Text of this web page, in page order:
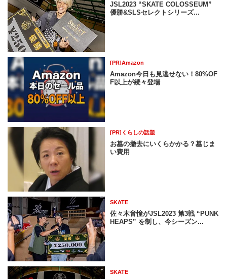
JSL2023 “SKATE COLOSSEUM”
優勝&SLSセレクトシリーズ...
[PR]Amazon
Amazon今日も見逃せない！80%OF
F以上が続々登場
[PR]くらしの話題
お墓の撤去にいくらかかる？墓じま
い費用
SKATE
佐々木音憧がJSL2023 第3戦 “PUNK
HEAPS” を制し、今シーズン...
SKATE